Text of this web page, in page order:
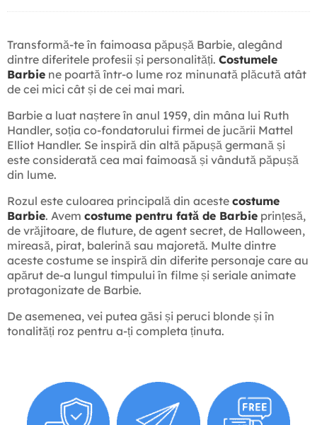
Transformă-te în faimoasa păpușă Barbie, alegând
dintre diferitele profesii și personalități. Costumele
Barbie ne poartă într-o lume roz minunată plăcută atât
de cei mici cât și de cei mai mari.
Barbie a luat naștere în anul 1959, din mâna lui Ruth
Handler, soția co-fondatorului firmei de jucării Mattel
Elliot Handler. Se inspiră din altă păpușă germană și
este considerată cea mai faimoasă și vândută păpușă
din lume.
Rozul este culoarea principală din aceste costume
Barbie. Avem costume pentru fată de Barbie prințesă,
de vrăjitoare, de fluture, de agent secret, de Halloween,
mireasă, pirat, balerină sau majoretă. Multe dintre
aceste costume se inspiră din diferite personaje care au
apărut de-a lungul timpului în filme și seriale animate
protagonizate de Barbie.
De asemenea, vei putea găsi și peruci blonde și în
tonalități roz pentru a-ți completa ținuta.